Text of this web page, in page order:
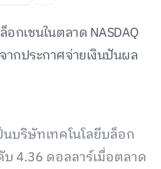
กเชนในตลาด NASDAQ
กประกาศจ่ายเงินปันผล
นบริษัทเทคโนโลยีบล็อก
4.36 ดอลลาร์เมื่อตลาด